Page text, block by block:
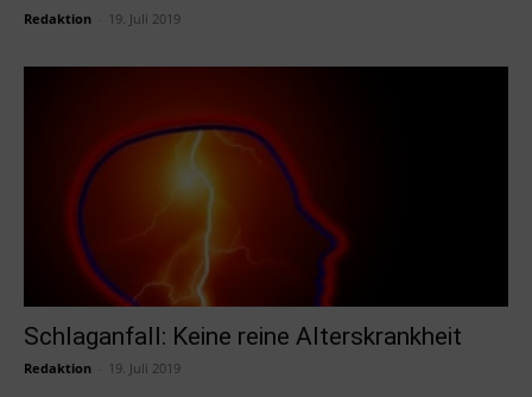
Redaktion 19. Juli 2019
Schlaganfall: Keine reine Alterskrankheit
Redaktion 19. Juli 2019